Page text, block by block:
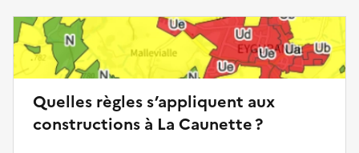
Quelles règles s’appliquent aux
constructions à La Caunette ?